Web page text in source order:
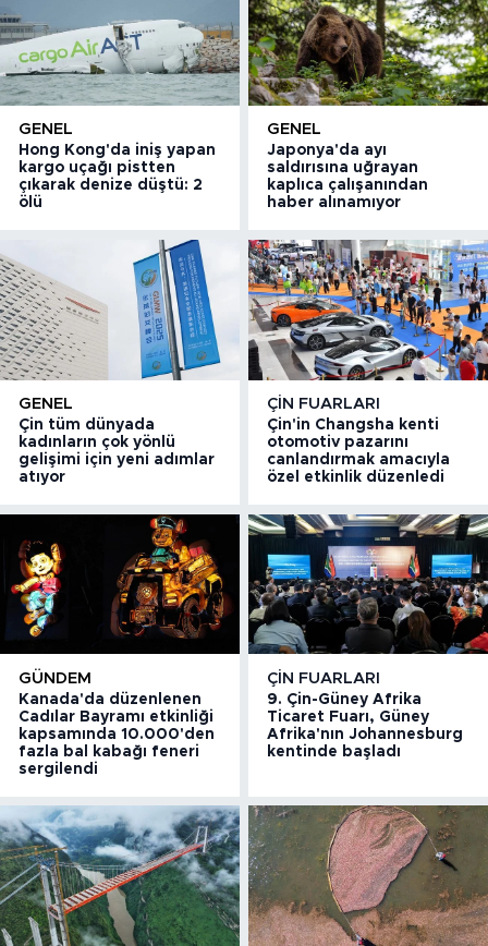
GENEL
Hong Kong'da iniş yapan
kargo uçağı pistten
çıkarak denize düştü: 2
ölü
GENEL
Japonya'da ayı
saldırısına uğrayan
kaplıca çalışanından
haber alınamıyor
GENEL
Çin tüm dünyada
kadınların çok yönlü
gelişimi için yeni adımlar
atıyor
ÇIN FUARLARI
Çin'in Changsha kenti
otomotiv pazarını
canlandırmak amacıyla
özel etkinlik düzenledi
GÜNDEM
Kanada'da düzenlenen
Cadılar Bayramı etkinliği
kapsamında 10.000'den
fazla bal kabağı feneri
sergilendi
ÇIN FUARLARI
9. Çin-Güney Afrika
Ticaret Fuarı, Güney
Afrika'nın Johannesburg
kentinde başladı